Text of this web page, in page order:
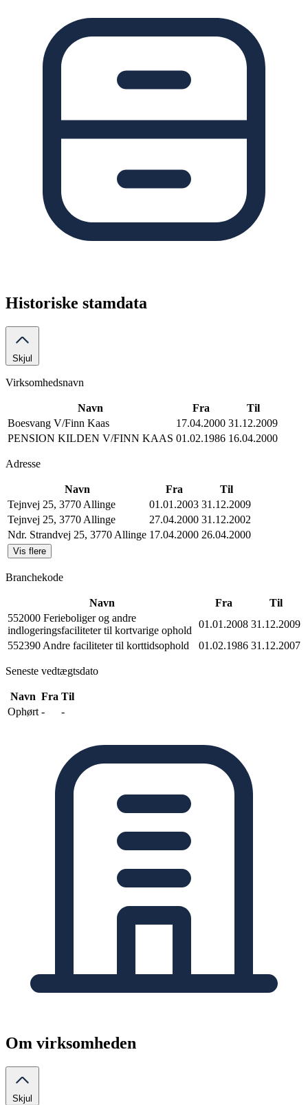
Historiske stamdata
Skjul
Virksomhedsnavn
Navn Fra
Til
Boesvang V/Finn Kaas
17.04.2000 31.12.2009
PENSION KILDEN V/FINN KAAS 01.02.1986 16.04.2000
Adresse
Navn Fra
Til
Tejnvej 25, 3770 Allinge
01.01.2003 31.12.2009
Tejnvej 25, 3770 Allinge
27.04.2000 31.12.2002
Ndr. Strandvej 25, 3770 Allinge 17.04.2000 26.04.2000
Vis flere
Branchekode
Navn Fra
Til
552000 Ferieboliger og andre
indlogeringsfaciliteter til kortvarige ophold
01.01.2008 31.12.2009
552390 Andre faciliteter til korttidsophold
01.02.1986 31.12.2007
Seneste vedtægtsdato
Navn Fra Til
Ophørt - -
Om virksomheden
Skjul